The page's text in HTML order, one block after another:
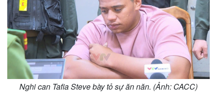
Thế giới
Quan sát
Hồ sơ
Multimedia
Video
E-Magazine
Nghi can Tafia Steve bày tỏ sự ăn năn. (Ảnh: CACC)